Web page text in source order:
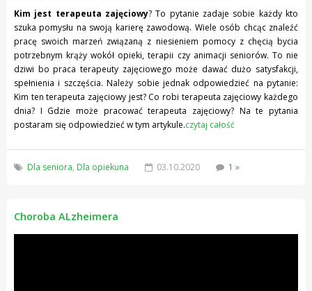
Kim jest terapeuta zajęciowy? To pytanie zadaje sobie każdy kto
szuka pomysłu na swoją karierę zawodową. Wiele osób chcąc znaleźć
pracę swoich marzeń związaną z niesieniem pomocy z chęcią bycia
potrzebnym krąży wokół opieki, terapii czy animacji seniorów. To nie
dziwi bo praca terapeuty zajęciowego może dawać dużo satysfakcji,
spełnienia i szczęścia. Należy sobie jednak odpowiedzieć na pytanie:
Kim ten terapeuta zajęciowy jest? Co robi terapeuta zajęciowy każdego
dnia? I Gdzie może pracować terapeuta zajęciowy? Na te pytania
postaram się odpowiedzieć w tym artykule.czytaj całość
Dla seniora, Dla opiekuna 03.10.2020 1 »
Choroba ALzheimera